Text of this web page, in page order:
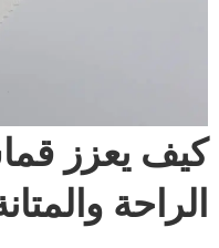
كيف يعزز
الراحة